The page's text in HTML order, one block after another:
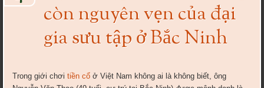
còn nguyên vẹn của đại
gia sưu tập ở Bắc Ninh
Trong giới chơitiền cổ ở Việt Nam không ai là không biết, ông